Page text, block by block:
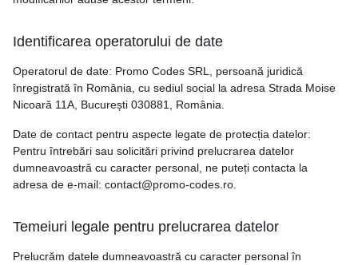
Identificarea operatorului de date
Operatorul de date: Promo Codes SRL, persoană juridică
înregistrată în România, cu sediul social la adresa Strada Moise
Nicoară 11A, București 030881, România.​
Date de contact pentru aspecte legate de protecția datelor:
Pentru întrebări sau solicitări privind prelucrarea datelor
dumneavoastră cu caracter personal, ne puteți contacta la
adresa de e-mail: contact@promo-codes.ro
Temeiuri legale pentru prelucrarea datelor
Prelucrăm datele dumneavoastră cu caracter personal în